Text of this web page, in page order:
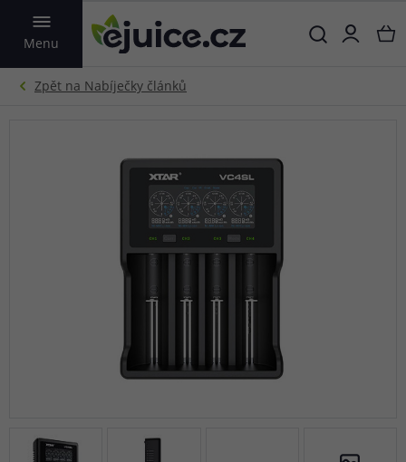
Menu
VYHLEDAT